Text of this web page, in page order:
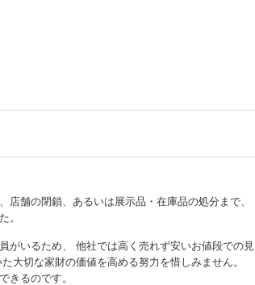
舗の閉鎖、あるいは展示品・在庫品の処分まで、
。
がいるため、 他社では高く売れず安いお値段での見
大切な家財の価値を高める努力を惜しみません。
きるのです。